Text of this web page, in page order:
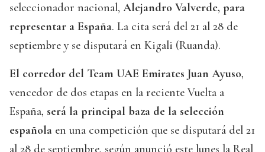
seleccionador nacional, Alejandro Valverde, para
representar a España. La cita será del 21 al 28 de
septiembre y se disputará en Kigali (Ruanda).
El corredor del Team UAE Emirates Juan Ayuso,
vencedor de dos etapas en la reciente Vuelta a
España, será la principal baza de la selección
española en una competición que se disputará del 21